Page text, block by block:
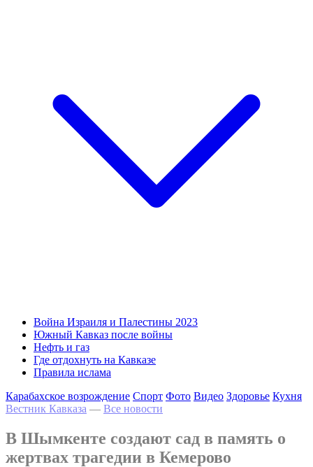
Война Израиля и Палестины 2023
Южный Кавказ после войны
Нефть и газ
Где отдохнуть на Кавказе
Правила ислама
Карабахское возрождение Спорт Фото Видео Здоровье Кухня
Вестник Кавказа — Все новости
В Шымкенте создают сад в память о
жертвах трагедии в Кемерово